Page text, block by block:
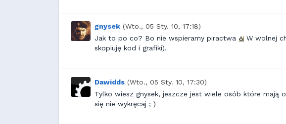
gnysek (Wto., 05 Sty. 10, 17:18)
Jak to po co? Bo nie wspieramy piractwa
W wolnej
skopiuję kod i grafiki).
Dawidds (Wto., 05 Sty. 10, 17:30)
Tylko wiesz gnysek, jeszcze jest wiele osób które mają
się nie wykręcaj ; )